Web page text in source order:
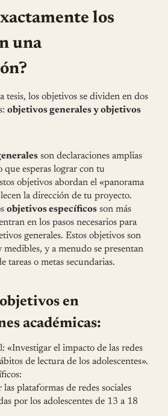
los
una
tesis, los objetivos se dividen en dos
objetivos generales y objetivos
son declaraciones amplias
que esperas lograr con tu
objetivos abordan el «panorama
la dirección de tu proyecto.
objetivos específicos son más
en los pasos necesarios para
generales. Estos objetivos son
medibles, y a menudo se presentan
tareas o metas secundarias.
en
académicas:
«Investigar el impacto de las redes
de lectura de los adolescentes».
plataformas de redes sociales
por los adolescentes de 13 a 18